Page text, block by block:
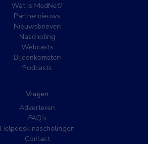
Wat is MedNet?
Partnernieuws
Nieuwsbrieven
Nascholing
Webcasts
Bijeenkomsten
Podcasts
Vragen
Adverteren
FAQ’s
Helpdesk nascholingen
Contact